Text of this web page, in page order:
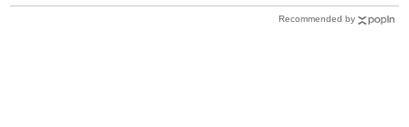
Recommended by